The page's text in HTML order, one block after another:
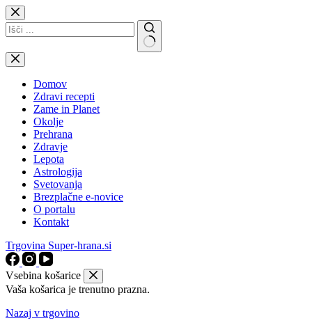
Skip
to
content
No
results
Domov
Zdravi recepti
Zame in Planet
Okolje
Prehrana
Zdravje
Lepota
Astrologija
Svetovanja
Brezplačne e-novice
O portalu
Kontakt
Trgovina Super-hrana.si
Vsebina košarice
Vaša košarica je trenutno prazna.
Nazaj v trgovino